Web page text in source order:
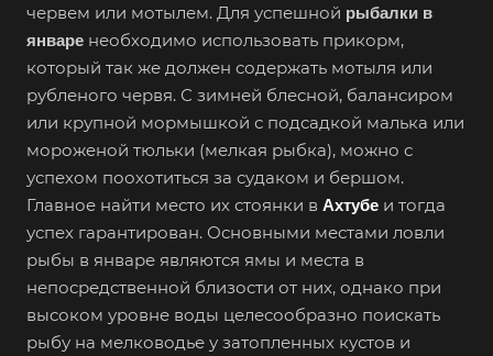
червем или мотылем. Для успешной рыбалки в
январе необходимо использовать прикорм,
который так же должен содержать мотыля или
рубленого червя. С зимней блесной, балансиром
или крупной мормышкой с подсадкой малька или
мороженой тюльки (мелкая рыбка), можно с
успехом поохотиться за судаком и бершом.
Главное найти место их стоянки в Ахтубе и тогда
успех гарантирован. Основными местами ловли
рыбы в январе являются ямы и места в
непосредственной близости от них, однако при
высоком уровне воды целесообразно поискать
рыбу на мелководье у затопленных кустов и